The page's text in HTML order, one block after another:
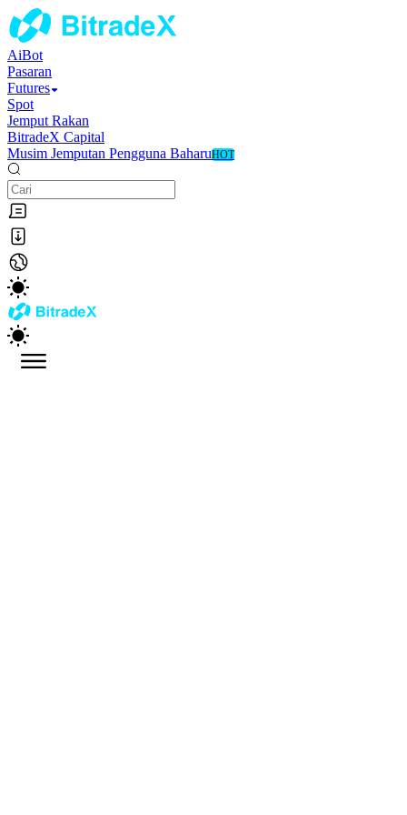
AiBot
Pasaran
Futures
Spot
Jemput Rakan
BitradeX Capital
Musim Jemputan Pengguna BaharuHOT